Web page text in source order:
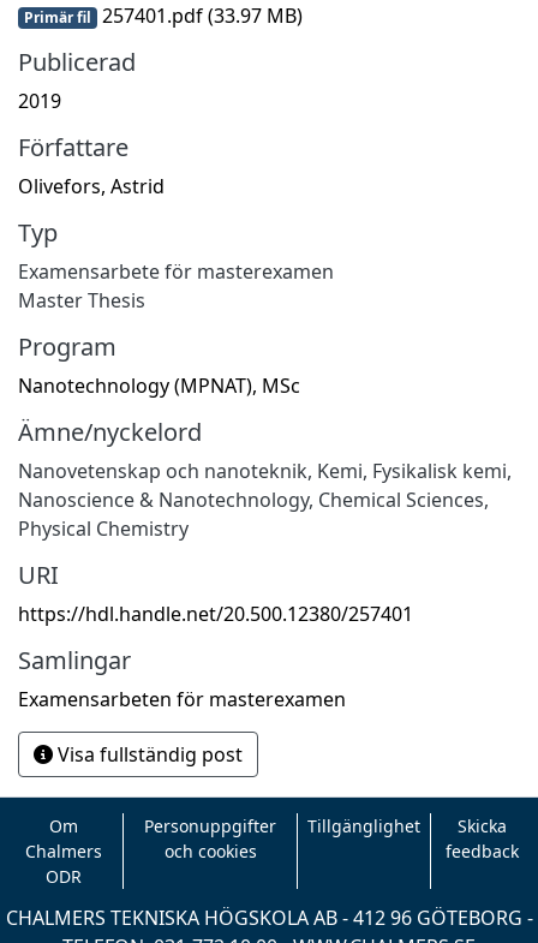
Primär fil 257401.pdf(33.97 MB)
Publicerad
2019
Författare
Olivefors, Astrid
Typ
Examensarbete för masterexamen
Master Thesis
Program
Nanotechnology (MPNAT), MSc
Ämne/nyckelord
Nanovetenskap och nanoteknik, Kemi, Fysikalisk kemi,
Nanoscience & Nanotechnology, Chemical Sciences,
Physical Chemistry
URI
https://hdl.handle.net/20.500.12380/257401
Samlingar
Examensarbeten för masterexamen
Visa fullständig post
Om
Chalmers
ODR
Personuppgifter
och cookies
Tillgänglighet
Skicka
feedback
CHALMERS TEKNISKA HÖGSKOLA AB - 412 96 GÖTEBORG -